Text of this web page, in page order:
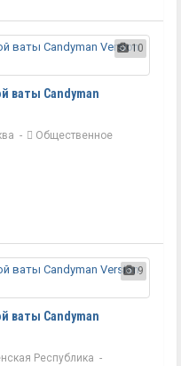
10
ваты Candyman
-
Общественное
9
ваты Candyman
Республика -